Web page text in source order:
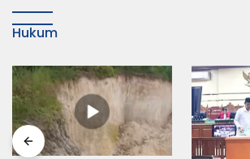
Hukum